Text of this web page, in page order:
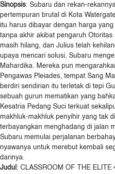
Sinopsis: Subaru dan rekan-
pertempuran brutal di Kota
itu harus dibayar dengan harga
tanpa akhir akibat pengaruh
masih hilang, dan Julius telah
upaya mencari solusi, Subaru
Mahardika. Mereka pun
Pengawas Pleiades, tempat Sang
berdiri sendirian itu terletak di tepi
sebuah gurun mematikan yang
Kesatria Pedang Suci terkuat
makhluk-makhluk penyihir yang tak
terbayangkan menghadang di jalan
Subaru memulai perjalanan
nyawanya untuk merebut kembali
darinya.
Judul : CLASSROOM OF THE